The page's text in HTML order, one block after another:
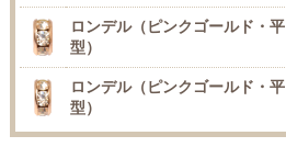
ロンデル（ピンクゴールド・平
型）
ロンデル（ピンクゴールド・平
型）